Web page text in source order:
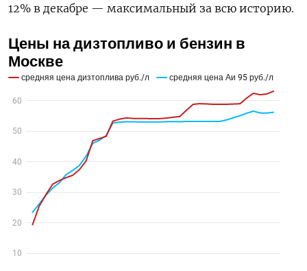
12% в декабре — максимальный за всю историю.